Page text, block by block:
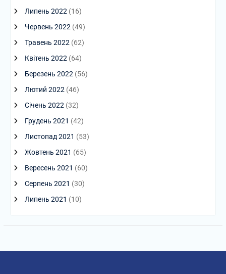
Липень 2022 (16)
Червень 2022 (49)
Травень 2022 (62)
Квітень 2022 (64)
Березень 2022 (56)
Лютий 2022 (46)
Січень 2022 (32)
Грудень 2021 (42)
Листопад 2021 (53)
Жовтень 2021 (65)
Вересень 2021 (60)
Серпень 2021 (30)
Липень 2021 (10)